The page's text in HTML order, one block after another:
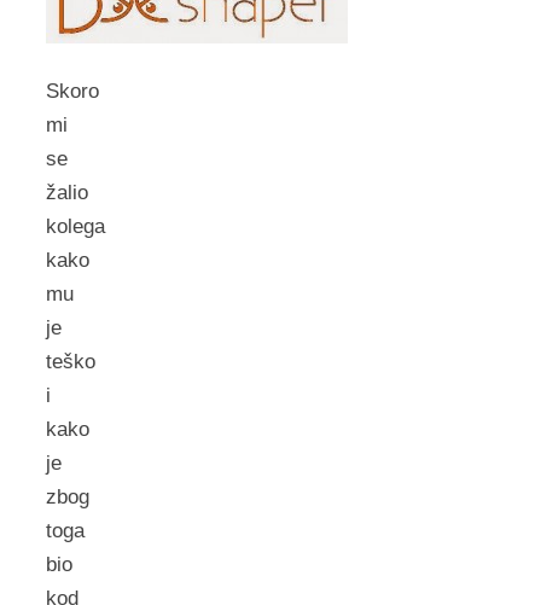
Skoro
mi
se
žalio
kolega
kako
mu
je
teško
i
kako
je
zbog
toga
bio
kod